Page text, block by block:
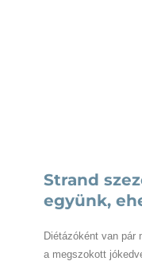
Strand
együnk,
Diétázóként van pár
a megszokott